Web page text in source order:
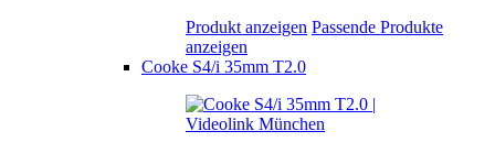
Produkt anzeigen Passende Produkte
anzeigen
Cooke S4/i 35mm T2.0